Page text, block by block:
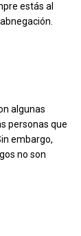
estás al
algunas
personas que
embargo,
no son